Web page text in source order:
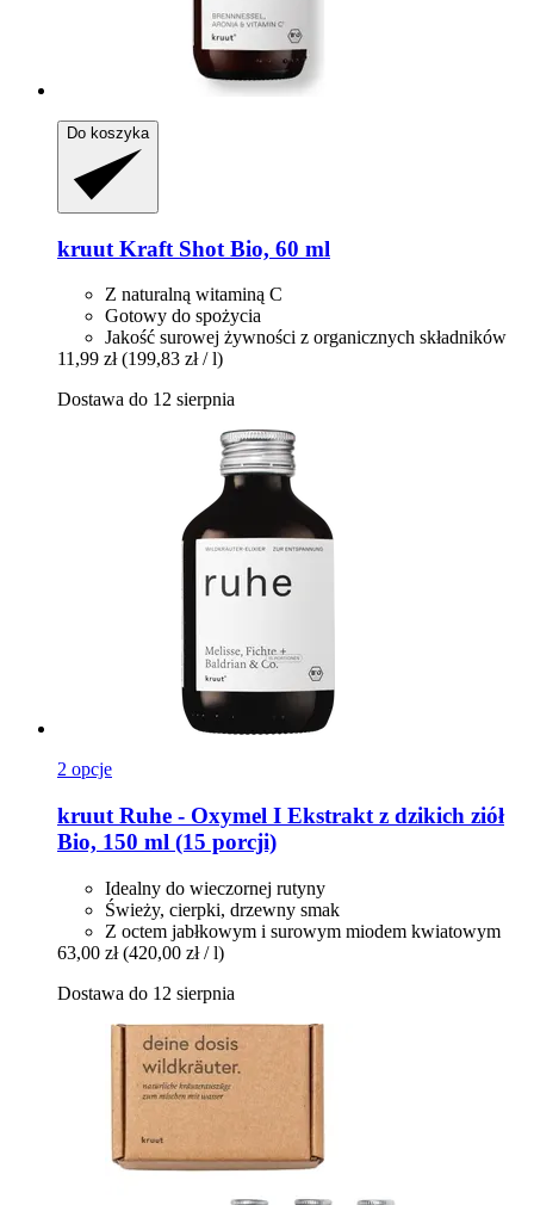
Do koszyka
kruut Kraft Shot Bio, 60 ml
Z naturalną witaminą C
Gotowy do spożycia
Jakość surowej żywności z organicznych składników
11,99 zł (199,83 zł / l)
Dostawa do 12 sierpnia
2 opcje
kruut Ruhe -​ Oxymel I Ekstrakt z dzikich ziół
Bio, 150 ml (15 porcji)
Idealny do wieczornej rutyny
Świeży, cierpki, drzewny smak
Z octem jabłkowym i surowym miodem kwiatowym
63,00 zł (420,00 zł / l)
Dostawa do 12 sierpnia